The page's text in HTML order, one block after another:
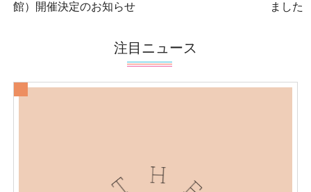
館）開催決定のお知らせ
ました
注目ニュース